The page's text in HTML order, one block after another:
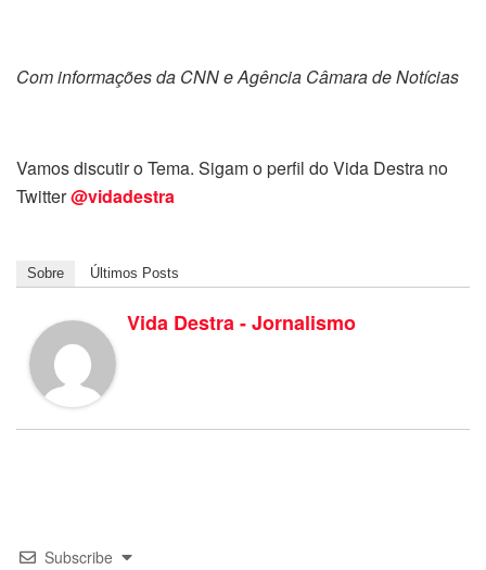
Com informações da CNN e Agência Câmara de Notícias
Vamos discutir o Tema. Sigam o perfil do Vida Destra no
Twitter@vidadestra
Sobre Últimos Posts
Vida Destra - Jornalismo
Subscribe